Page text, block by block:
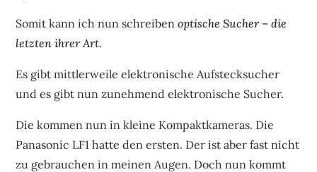
Somit kann ich nun schreibenoptische Sucher – die
letzten ihrer Art.
Es gibt mittlerweile elektronische Aufstecksucher
und es gibt nun zunehmend elektronische Sucher.
Die kommen nun in kleine Kompaktkameras. Die
Panasonic LF1 hatte den ersten. Der ist aber fast nicht
zu gebrauchen in meinen Augen. Doch nun kommt